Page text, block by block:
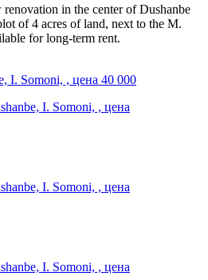
in the center of Dushanbe
of 4 acres of land, next to the M.
for long-term rent.